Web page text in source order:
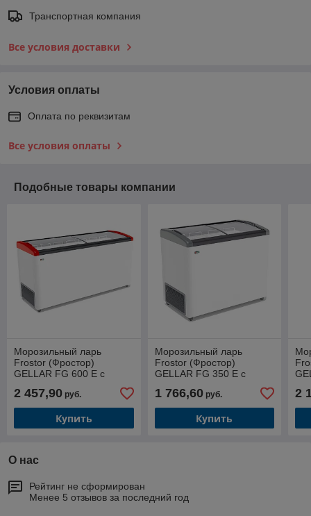
Транспортная компания
Все условия доставки
Условия оплаты
Оплата по реквизитам
Все условия оплаты
Подобные товары компании
Морозильный ларь
Frostor (Фростор)
GELLAR FG 600 E с
стеклом красный (520 л)
2 457,90 руб.
Купить
Морозильный ларь
Frostor (Фростор)
GELLAR FG 350 E с
стеклом серый (310 л)
1 766,60руб.
Купить
2
О нас
Рейтинг не сформирован
Менее 5 отзывов за последний год